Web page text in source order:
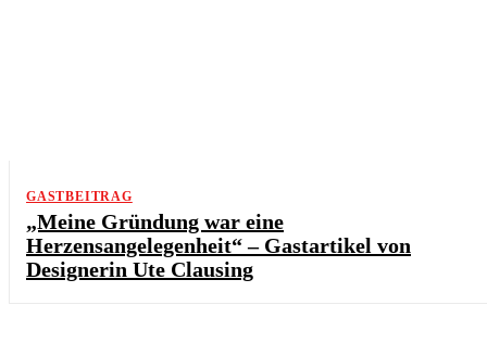
GASTBEITRAG
„Meine Gründung war eine
Herzensangelegenheit“ – Gastartikel von
Designerin Ute Clausing